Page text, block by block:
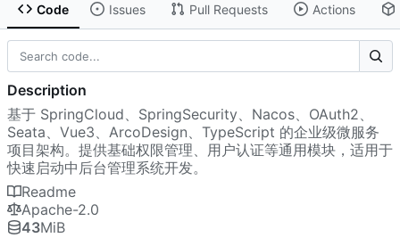
Code Issues Pull Requests Actions
Description
基于 SpringCloud、SpringSecurity、Nacos、OAuth2、
Seata、Vue3、ArcoDesign、TypeScript 的企业级微服务
项目架构。提供基础权限管理、用户认证等通用模块，适用于
快速启动中后台管理系统开发。
Readme
Apache-2.0
43MiB